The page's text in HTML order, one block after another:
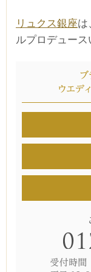
リュクス銀座は
ルプロデュース